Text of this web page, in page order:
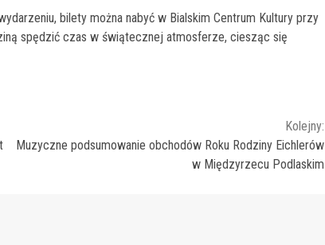
bilety można nabyć w Bialskim Centrum Kultury przy
spędzić czas w świątecznej atmosferze, ciesząc się
Kolejny:
Muzyczne podsumowanie obchodów Roku Rodziny Eichlerów
w Międzyrzecu Podlaskim